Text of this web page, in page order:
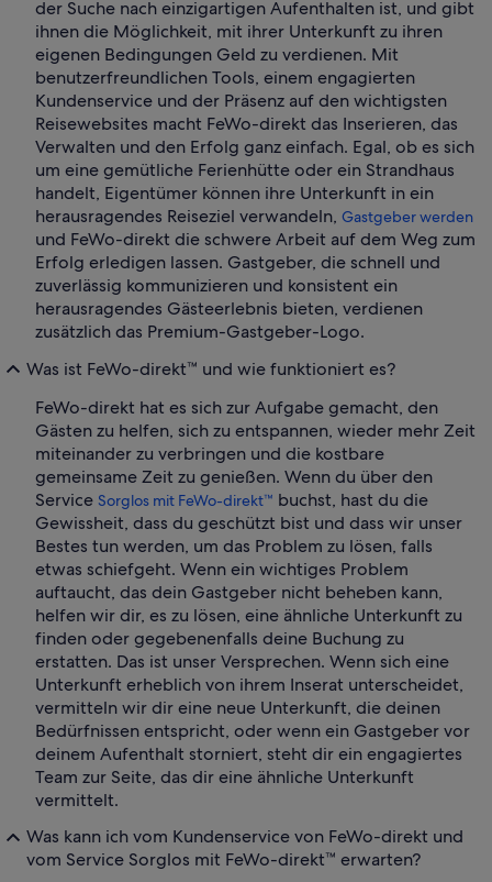
der Suche nach einzigartigen Aufenthalten ist, und gibt
ihnen die Möglichkeit, mit ihrer Unterkunft zu ihren
eigenen Bedingungen Geld zu verdienen. Mit
benutzerfreundlichen Tools, einem engagierten
Kundenservice und der Präsenz auf den wichtigsten
Reisewebsites macht FeWo-direkt das Inserieren, das
Verwalten und den Erfolg ganz einfach. Egal, ob es sich
um eine gemütliche Ferienhütte oder ein Strandhaus
handelt, Eigentümer können ihre Unterkunft in ein
herausragendes Reiseziel verwandeln, Gastgeber werden
und FeWo-direkt die schwere Arbeit auf dem Weg zum
Erfolg erledigen lassen. Gastgeber, die schnell und
zuverlässig kommunizieren und konsistent ein
herausragendes Gästeerlebnis bieten, verdienen
zusätzlich das Premium-Gastgeber-Logo.
Was ist FeWo-direkt™ und wie funktioniert es?
FeWo-direkt hat es sich zur Aufgabe gemacht, den
Gästen zu helfen, sich zu entspannen, wieder mehr Zeit
miteinander zu verbringen und die kostbare
gemeinsame Zeit zu genießen. Wenn du über den
Service Sorglos mit FeWo-direkt™ buchst, hast du die
Gewissheit, dass du geschützt bist und dass wir unser
Bestes tun werden, um das Problem zu lösen, falls
etwas schiefgeht. Wenn ein wichtiges Problem
auftaucht, das dein Gastgeber nicht beheben kann,
helfen wir dir, es zu lösen, eine ähnliche Unterkunft zu
finden oder gegebenenfalls deine Buchung zu
erstatten. Das ist unser Versprechen. Wenn sich eine
Unterkunft erheblich von ihrem Inserat unterscheidet,
vermitteln wir dir eine neue Unterkunft, die deinen
Bedürfnissen entspricht, oder wenn ein Gastgeber vor
deinem Aufenthalt storniert, steht dir ein engagiertes
Team zur Seite, das dir eine ähnliche Unterkunft
vermittelt.
Was kann ich vom Kundenservice von FeWo-direkt und
vom Service Sorglos mit FeWo-direkt™ erwarten?